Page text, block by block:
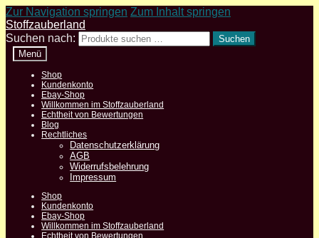
Zur Navigation springen Zum Inhalt springen
Stoffzauberland
Suchen nach:
Suchen
Menü
Shop
Kundenkonto
Ebay-Shop
Willkommen im Stoffzauberland
Echtheit von Bewertungen
Blog
Rechtliches
Datenschutzerklärung
AGB
Widerrufsbelehrung
Impressum
Shop
Kundenkonto
Ebay-Shop
Willkommen im Stoffzauberland
Echtheit von Bewertungen